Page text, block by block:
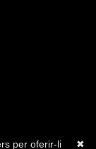
✖
per oferir-li